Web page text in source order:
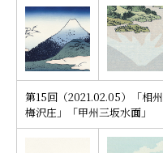
第15回（2021.02.05）「相州
梅沢庄」「甲州三坂水面」